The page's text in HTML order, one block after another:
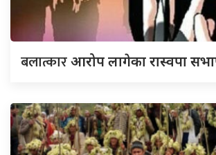
बलात्कारआरोप लागेका रास्वपा